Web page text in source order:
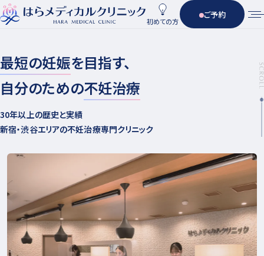
初めての方
ご予約
最短の妊娠を目指す、
自分のための不妊治療
30年以上の歴史と実績
新宿・渋谷エリアの不妊治療専門クリニック